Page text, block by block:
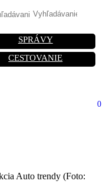
SPRÁVY
CESTOVANIE
0
Auto trendy (Foto: